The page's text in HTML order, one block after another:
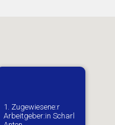
1. Zugewiesene:r
Arbeitgeber:in​ Scharl